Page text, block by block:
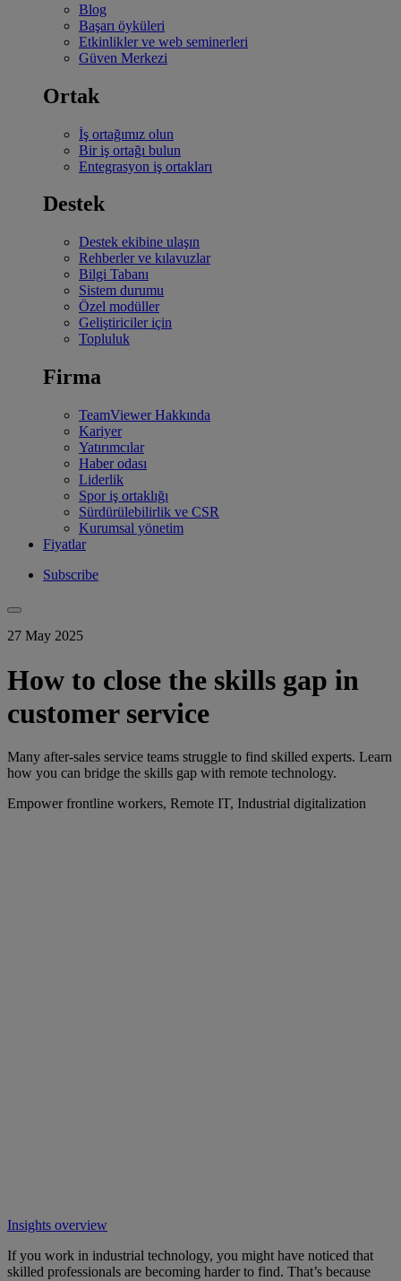
Blog
Başarı öyküleri
Etkinlikler ve web seminerleri
Güven Merkezi
Ortak
İş ortağımız olun
Bir iş ortağı bulun
Entegrasyon iş ortakları
Destek
Destek ekibine ulaşın
Rehberler ve kılavuzlar
Bilgi Tabanı
Sistem durumu
Özel modüller
Geliştiriciler için
Topluluk
Firma
TeamViewer Hakkında
Kariyer
Yatırımcılar
Haber odası
Liderlik
Spor iş ortaklığı
Sürdürülebilirlik ve CSR
Kurumsal yönetim
Fiyatlar
Subscribe
27 May 2025
How to close the skills gap in
customer service
Many after-sales service teams struggle to find skilled experts. Learn
how you can bridge the skills gap with remote technology.
Empower frontline workers, Remote IT, Industrial digitalization
Insights overview
If you work in industrial technology, you might have noticed that
skilled professionals are becoming harder to find. That’s because